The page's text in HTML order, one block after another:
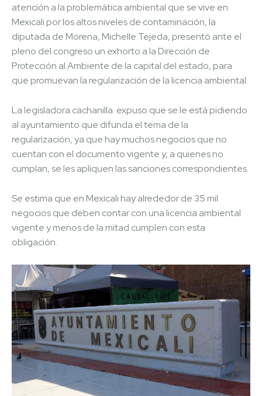
atención a la problemática ambiental que se vive en
Mexicali por los altos niveles de contaminación, la
diputada de Morena, Michelle Tejeda, presentó ante el
pleno del congreso un exhorto a la Dirección de
Protección al Ambiente de la capital del estado, para
que promuevan la regularización de la licencia ambiental.
La legisladora cachanilla expuso que se le está pidiendo
al ayuntamiento que difunda el tema de la
regularización, ya que hay muchos negocios que no
cuentan con el documento vigente y, a quienes no
cumplan, se les apliquen las sanciones correspondientes.
Se estima que en Mexicali hay alrededor de 35 mil
negocios que deben contar con una licencia ambiental
vigente y menos de la mitad cumplen con esta
obligación.